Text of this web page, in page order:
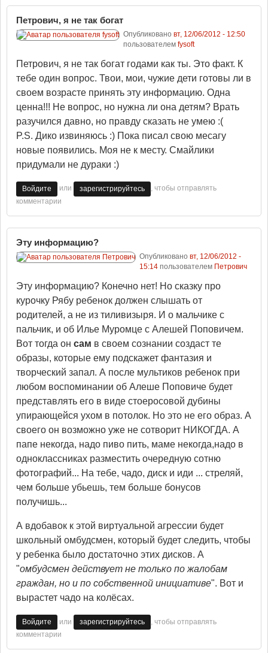
Петрович, я не так богат
Опубликовано вт, 12/06/2012 - 12:50
пользователем fysoft
Петрович, я не так богат годами как ты. Это факт. К
тебе один вопрос. Твои, мои, чужие дети готовы ли в
своем возрасте принять эту информацию. Одна
ценна!!! Не вопрос, но нужна ли она детям? Врать
разучился давно, но правду сказать не умею :(
P.S. Дико извиняюсь :) Пока писал свою месагу
новые появились. Моя не к месту. Смайлики
придумали не дураки :)
Войдите или зарегистрируйтесь
, чтобы отправлять
комментарии
Эту информацию?
Опубликовано вт, 12/06/2012 -
15:14пользователем Петрович
Эту информацию? Конечно нет! Но сказку про
курочку Рябу ребенок должен слышать от
родителей, а не из тиливизыря. И о мальчике с
пальчик, и об Илье Муромце с Алешей Поповичем.
Вот тогда он сам в своем сознании создаст те
образы, которые ему подскажет фантазия и
творческий запал. А после мультиков ребенок при
любом воспоминании об Алеше Поповиче будет
представлять его в виде стоеросовой дубины
упирающейся ухом в потолок. Но это не его образ. А
своего он возможно уже не сотворит НИКОГДА. А
папе некогда, надо пиво пить, маме некогда,надо в
одноклассниках разместить очередную сотню
фотографий... На тебе, чадо, диск и иди ... стреляй,
чем больше убьешь, тем больше бонусов
получишь...
А вдобавок к этой виртуальной агрессии будет
школьный омбудсмен, который будет следить, чтобы
у ребенка было достаточно этих дисков. А
"омбудсмен действует не только по жалобам
граждан, но и по собственной инициативе". Вот и
вырастет чадо на колёсах.
Войдите или зарегистрируйтесь
, чтобы отправлять
комментарии